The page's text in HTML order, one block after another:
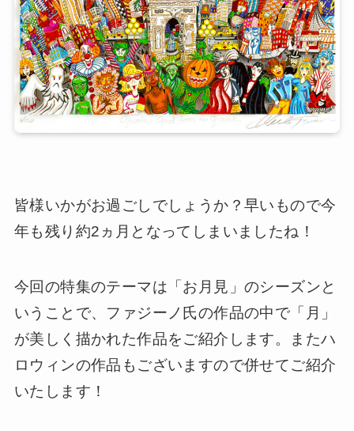
皆様いかがお過ごしでしょうか？早いもので今
年も残り約2ヵ月となってしまいましたね！
今回の特集のテーマは「お月見」のシーズンと
いうことで、ファジーノ氏の作品の中で「月」
が美しく描かれた作品をご紹介します。またハ
ロウィンの作品もございますので併せてご紹介
いたします！